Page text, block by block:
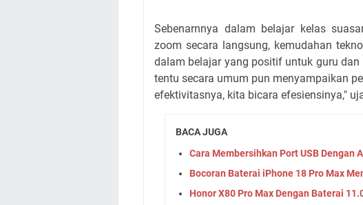
Sebenarnnya dalam belajar kelas
zoom secara langsung, kemudahan
dalam belajar yang positif untuk guru
tentu secara umum pun menyampaikan
efektivitasnya, kita bicara efesiensinya,"
BACA JUGA
Cara Membersihkan Port USB Dengan
Bocoran Baterai iPhone 18 Pro Max
Honor X80 Pro Max Dengan Baterai